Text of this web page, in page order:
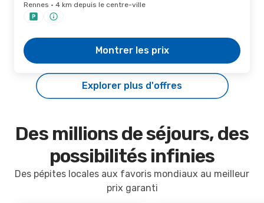
Rennes · 4 km depuis le centre-ville
Montrer les prix
Explorer plus d'offres
Des millions de séjours, des
possibilités infinies
Des pépites locales aux favoris mondiaux au meilleur
prix garanti